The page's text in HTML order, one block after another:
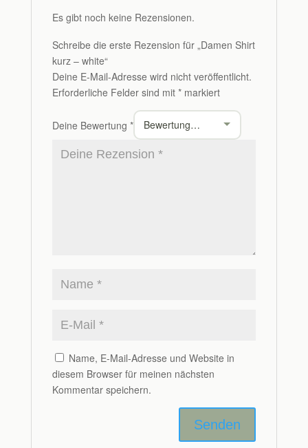
Es gibt noch keine Rezensionen.
Schreibe die erste Rezension für „Damen Shirt
kurz – white“
Deine E-Mail-Adresse wird nicht veröffentlicht.
Erforderliche Felder sind mit *markiert
Deine Bewertung *
Name, E-Mail-Adresse und Website in
diesem Browser für meinen nächsten
Kommentar speichern.